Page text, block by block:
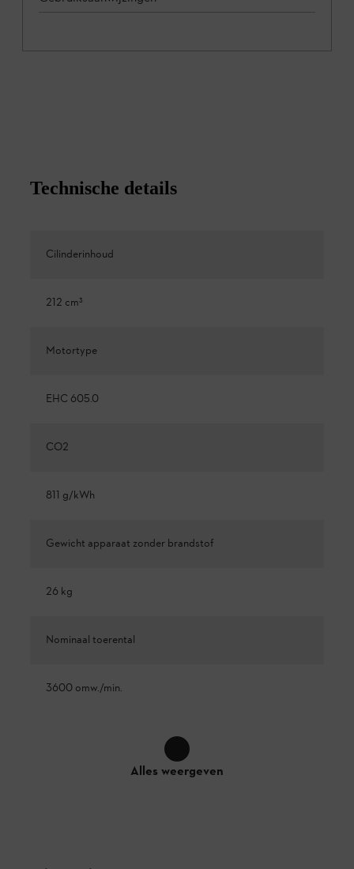
Technische details
Cilinderinhoud
212 cm³
Motortype
EHC 605.0
CO2
811 g/kWh
Gewicht apparaat zonder brandstof
26 kg
Nominaal toerental
3600 omw./min.
Alles weergeven